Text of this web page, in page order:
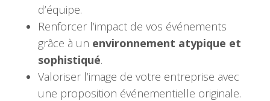
d’équipe.
Renforcer l’impact de vos événements
grâce à un environnement atypique et
sophistiqué.
Valoriser l’image de votre entreprise avec
une proposition événementielle originale.